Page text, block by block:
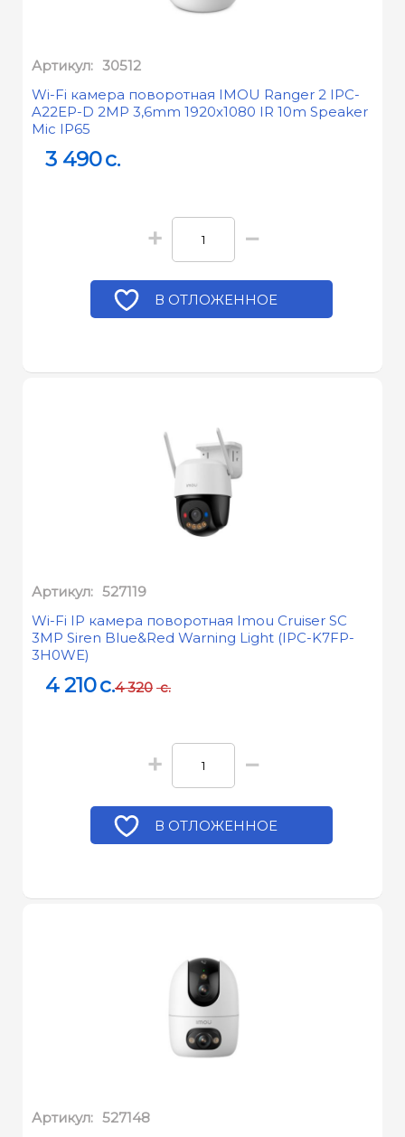
Артикул: 30512
Wi-Fi камера поворотная IMOU Ranger 2 IPC-
A22EP-D 2MP 3,6mm 1920x1080 IR 10m Speaker
Mic IP65
3 490c.
+ −
В ОТЛОЖЕННОЕ
Артикул: 527119
Wi-Fi IP камера поворотная Imou Cruiser SC
3MP Siren Blue&Red Warning Light (IPC-K7FP-
3H0WE)
4 210c.4 320 c.
+ −
В ОТЛОЖЕННОЕ
Артикул: 527148